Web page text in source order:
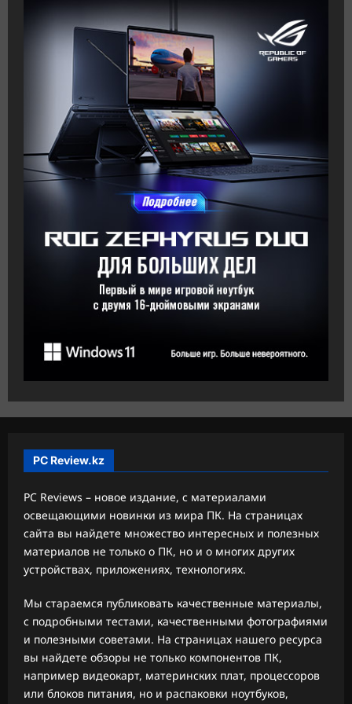
PC Review.kz
PC Reviews – новое издание, с материалами
освещающими новинки из мира ПК. На страницах
сайта вы найдете множество интересных и полезных
материалов не только о ПК, но и о многих других
устройствах, приложениях, технологиях.
Мы стараемся публиковать качественные материалы,
с подробными тестами, качественными фотографиями
и полезными советами. На страницах нашего ресурса
вы найдете обзоры не только компонентов ПК,
например видеокарт, материнских плат, процессоров
или блоков питания, но и распаковки ноутбуков,